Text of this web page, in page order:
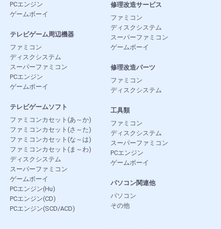
PCエンジン
ゲームボーイ
テレビゲーム周辺機器
ファミコン
ディスクシステム
スーパーファミコン
PCエンジン
ゲームボーイ
テレビゲームソフト
ファミコンカセット(あ～か)
ファミコンカセット(さ～た)
ファミコンカセット(な～は)
ファミコンカセット(ま～わ)
ディスクシステム
スーパーファミコン
ゲームボーイ
PCエンジン(Hu)
PCエンジン(CD)
PCエンジン(SCD/ACD)
修理改造サービス
ファミコン
ディスクシステム
スーパーファミコン
ゲームボーイ
修理改造パーツ
ファミコン
ディスクシステム
工具類
ファミコン
ディスクシステム
スーパーファミコン
PCエンジン
ゲームボーイ
パソコン関連他
パソコン
その他